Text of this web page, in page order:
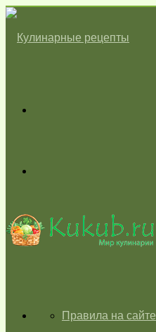
skin
ГЛАВНАЯПравила на сайте